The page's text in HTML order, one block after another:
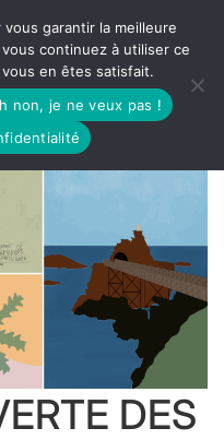
DES
garantir la meilleure
continuez à utiliser ce
en êtes satisfait.
non, je ne veux pas !